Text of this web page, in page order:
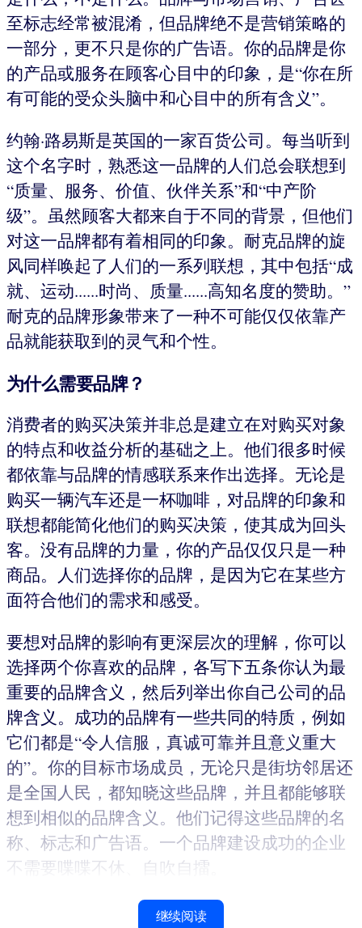
至标志经常被混淆，但品牌绝不是营销策略的
一部分，更不只是你的广告语。你的品牌是你
的产品或服务在顾客心目中的印象，是“你在所
有可能的受众头脑中和心目中的所有含义”。
约翰·路易斯是英国的一家百货公司。每当听到
这个名字时，熟悉这一品牌的人们总会联想到
“质量、服务、价值、伙伴关系”和“中产阶
级”。虽然顾客大都来自于不同的背景，但他们
对这一品牌都有着相同的印象。耐克品牌的旋
风同样唤起了人们的一系列联想，其中包括“成
就、运动......时尚、质量......高知名度的赞助。”
耐克的品牌形象带来了一种不可能仅仅依靠产
品就能获取到的灵气和个性。
为什么需要品牌？
消费者的购买决策并非总是建立在对购买对象
的特点和收益分析的基础之上。他们很多时候
都依靠与品牌的情感联系来作出选择。无论是
购买一辆汽车还是一杯咖啡，对品牌的印象和
联想都能简化他们的购买决策，使其成为回头
客。没有品牌的力量，你的产品仅仅只是一种
商品。人们选择你的品牌，是因为它在某些方
面符合他们的需求和感受。
要想对品牌的影响有更深层次的理解，你可以
选择两个你喜欢的品牌，各写下五条你认为最
重要的品牌含义，然后列举出你自己公司的品
牌含义。成功的品牌有一些共同的特质，例如
它们都是“令人信服，真诚可靠并且意义重大
的”。你的目标市场成员，无论只是街坊邻居还
是全国人民，都知晓这些品牌，并且都能够联
想到相似的品牌含义。他们记得这些品牌的名
称、标志和广告语。一个品牌建设成功的企业
不需要喋喋不休、自吹自擂。
继续阅读